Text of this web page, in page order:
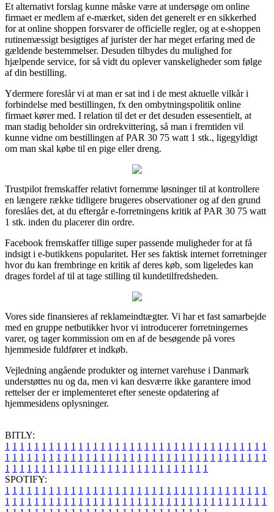
Et alternativt forslag kunne måske være at undersøge om online
firmaet er medlem af e-mærket, siden det generelt er en sikkerhed
for at online shoppen forsvarer de officielle regler, og at e-shoppen
rutinemæssigt besigtiges af jurister der har meget erfaring med de
gældende bestemmelser. Desuden tilbydes du mulighed for
hjælpende service, for så vidt du oplever vanskeligheder som følge
af din bestilling.
Ydermere foreslår vi at man er sat ind i de mest aktuelle vilkår i
forbindelse med bestillingen, fx den ombytningspolitik online
firmaet kører med. I relation til det er det desuden essesentielt, at
man stadig beholder sin ordrekvittering, så man i fremtiden vil
kunne vidne om bestillingen af PAR 30 75 watt 1 stk., ligegyldigt
om man skal købe til en pige eller dreng.
Trustpilot fremskaffer relativt fornemme løsninger til at kontrollere
en længere række tidligere brugeres observationer og af den grund
foreslåes det, at du eftergår e-forretningens kritik af PAR 30 75 watt
1 stk. inden du placerer din ordre.
Facebook fremskaffer tillige super passende muligheder for at få
indsigt i e-butikkens popularitet. Her ses faktisk internet forretninger
hvor du kan frembringe en kritik af deres køb, som ligeledes kan
drages fordel af til at tage stilling til kundetilfredsheden.
Vores side finansieres af reklameindtægter. Vi har et fast samarbejde
med en gruppe netbutikker hvor vi introducerer forretningernes
varer, og tager kommission om en af de besøgende på vores
hjemmeside fuldfører et indkøb.
Vejledning angående produkter og internet varehuse i Danmark
understøttes nu og da, men vi kan desværre ikke garantere imod
rettelser der er implementeret efter seneste opdatering af
hjemmesidens oplysninger.
BITLY:
1 1 1 1 1 1 1 1 1 1 1 1 1 1 1 1 1 1 1 1 1 1 1 1 1 1 1 1 1 1 1 1 1 1 1 1
1 1 1 1 1 1 1 1 1 1 1 1 1 1 1 1 1 1 1 1 1 1 1 1 1 1 1 1 1 1 1 1 1 1 1 1
1 1 1 1 1 1 1 1 1 1 1 1 1 1 1 1 1 1 1 1 1 1 1 1 1 1 1 1
SPOTIFY:
1 1 1 1 1 1 1 1 1 1 1 1 1 1 1 1 1 1 1 1 1 1 1 1 1 1 1 1 1 1 1 1 1 1 1 1
1 1 1 1 1 1 1 1 1 1 1 1 1 1 1 1 1 1 1 1 1 1 1 1 1 1 1 1 1 1 1 1 1 1 1 1